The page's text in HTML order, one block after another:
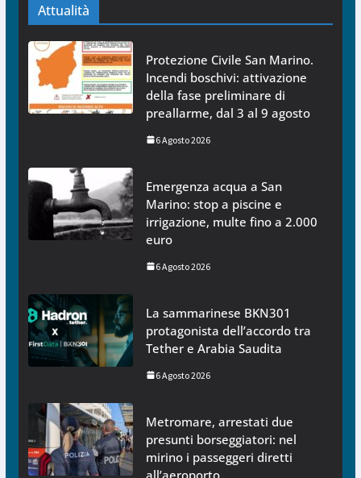
Attualità
Protezione Civile San Marino.
Incendi boschivi: attivazione
della fase preliminare di
preallarme, dal 3 al 9 agosto
6 Agosto 2026
Emergenza acqua a San
Marino: stop a piscine e
irrigazione, multe fino a 2.000
euro
6 Agosto 2026
La sammarinese BKN301
protagonista dell’accordo tra
Tether e Arabia Saudita
6 Agosto 2026
Metromare, arrestati due
presunti borseggiatori: nel
mirino i passeggeri diretti
all’aeroporto